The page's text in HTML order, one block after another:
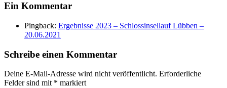
Ein Kommentar
Pingback: Ergebnisse 2023 – Schlossinsellauf Lübben –
20.06.2021
Schreibe einen Kommentar
Deine E-Mail-Adresse wird nicht veröffentlicht. Erforderliche
Felder sind mit * markiert